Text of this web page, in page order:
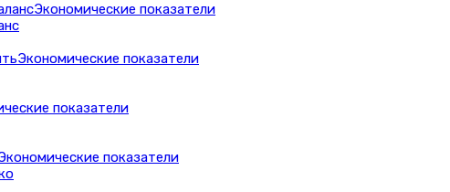
Экономические показатели
Экономические показатели
показатели
показатели